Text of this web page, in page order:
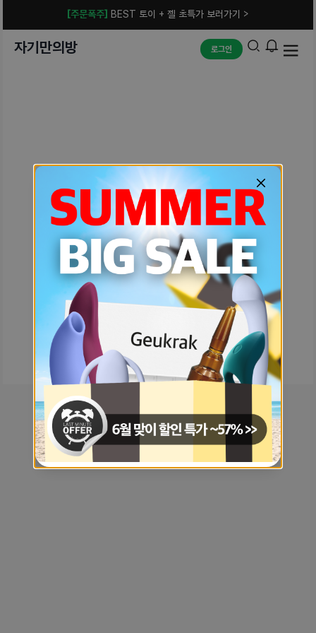
[주문폭주] BEST 토이 + 젤 초특가 보러가기 >
자기만의방 로그인
예상치 못한 에러입니다.